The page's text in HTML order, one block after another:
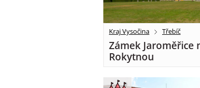
Kraj Vysočina Třebíč
Zámek Jaroměřice
Rokytnou